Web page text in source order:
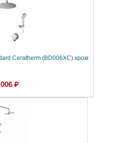
Ceratherm (BD006XC) хром
₽